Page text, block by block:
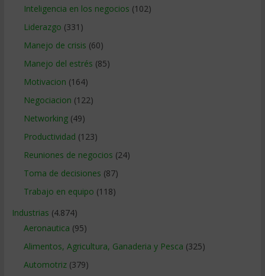
Inteligencia en los negocios (102)
Liderazgo (331)
Manejo de crisis (60)
Manejo del estrés (85)
Motivacion (164)
Negociacion (122)
Networking(49)
Productividad (123)
Reuniones de negocios (24)
Toma de decisiones (87)
Trabajo en equipo (118)
Industrias (4.874)
Aeronautica (95)
Alimentos, Agricultura, Ganaderia y Pesca (325)
Automotriz(379)